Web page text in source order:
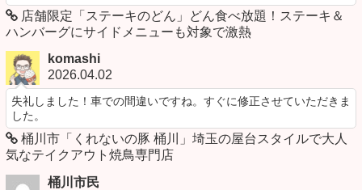
店舗限定「ステーキのどん」どん食べ放題！ステーキ＆
ハンバーグにサイドメニューも対象で激熱
komashi
2026.04.02
失礼しました！車での間違いですね。すぐに修正させていただきま
した。
桶川市「くれないの豚 桶川」埼玉の屋台スタイルで大人
気なテイクアウト焼鳥専門店
桶川市民